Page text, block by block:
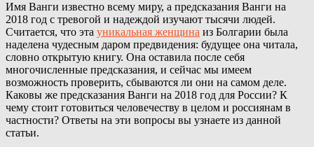
Имя Ванги известно всему миру, а предсказания Ванги на
2018 год с тревогой и надеждой изучают тысячи людей.
Считается, что эта уникальная женщина из Болгарии была
наделена чудесным даром предвидения: будущее она читала,
словно открытую книгу. Она оставила после себя
многочисленные предсказания, и сейчас мы имеем
возможность проверить, сбываются ли они на самом деле.
Каковы же предсказания Ванги на 2018 год для России? К
чему стоит готовиться человечеству в целом и россиянам в
частности? Ответы на эти вопросы вы узнаете из данной
статьи.